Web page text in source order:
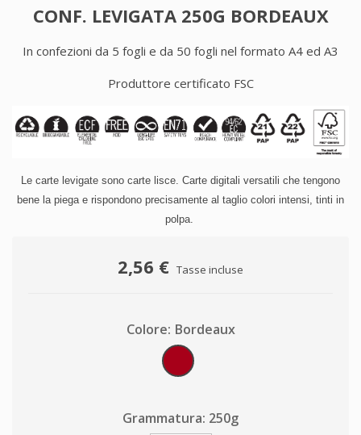
CONF. LEVIGATA 250G BORDEAUX
In confezioni da 5 fogli e da 50 fogli nel formato A4 ed A3
Produttore certificato FSC
Le carte levigate sono carte lisce. Carte digitali versatili che tengono
bene la piega e rispondono precisamente al taglio colori intensi, tinti in
polpa.
2,56 € Tasse incluse
Colore: Bordeaux
Bordeaux
Grammatura: 250g